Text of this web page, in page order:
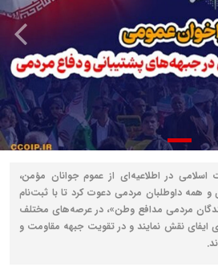
اسلامی در اطلاعیه‌ای از عموم جوانان مؤمن،
و همه داوطلبان مردمی دعوت کرد تا با ثبت‌نام
مردمی مدافع وطن»، در عرصه‌های مختلف
ایفای نقش نمایند و در تقویت جبهه مقاومت و